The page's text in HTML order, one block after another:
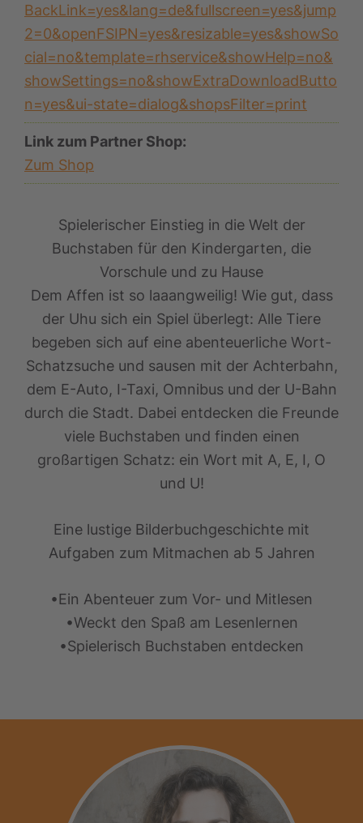
BackLink=yes&lang=de&fullscreen=yes&jump
2=0&openFSIPN=yes&resizable=yes&showSo
cial=no&template=rhservice&showHelp=no&
showSettings=no&showExtraDownloadButto
n=yes&ui-state=dialog&shopsFilter=print
Link zum Partner Shop:
Zum Shop
Spielerischer Einstieg in die Welt der
Buchstaben für den Kindergarten, die
Vorschule und zu Hause
Dem Affen ist so laaangweilig! Wie gut, dass
der Uhu sich ein Spiel überlegt: Alle Tiere
begeben sich auf eine abenteuerliche Wort-
Schatzsuche und sausen mit der Achterbahn,
dem E-Auto, I-Taxi, Omnibus und der U-Bahn
durch die Stadt. Dabei entdecken die Freunde
viele Buchstaben und finden einen
großartigen Schatz: ein Wort mit A, E, I, O
und U!
Eine lustige Bilderbuchgeschichte mit
Aufgaben zum Mitmachen ab 5 Jahren
•Ein Abenteuer zum Vor- und Mitlesen
•Weckt den Spaß am Lesenlernen
•Spielerisch Buchstaben entdecken